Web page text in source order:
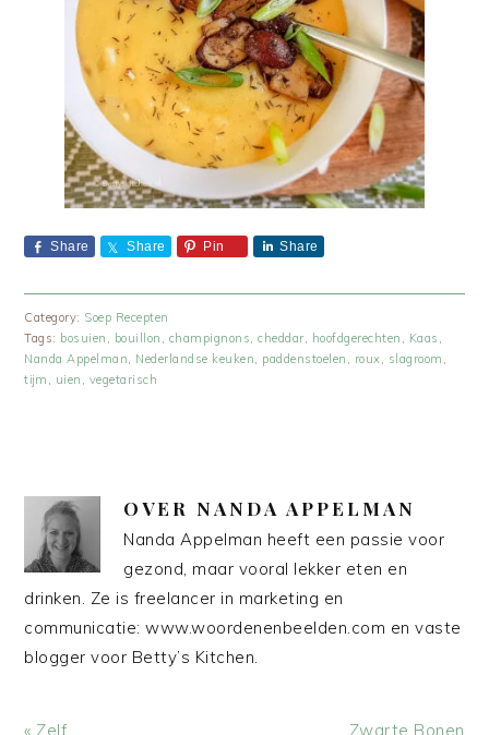
Share Share Pin Share
Category: Soep Recepten
Tags: bosuien , bouillon , champignons,cheddar, hoofdgerechten , Kaas ,
Nanda Appelman, Nederlandse keuken, paddenstoelen , roux, slagroom ,
tijm , uien , vegetarisch
OVER NANDA APPELMAN
Nanda Appelman heeft een passie voor
gezond, maar vooral lekker eten en
drinken. Ze is freelancer in marketing en
communicatie: www.woordenenbeelden.com en vaste
blogger voor Betty’s Kitchen.
Vorig
« Zelf Volgend
Zwarte Bonen